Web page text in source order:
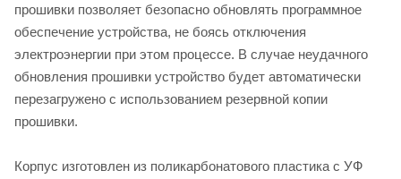
прошивки позволяет безопасно обновлять программное
обеспечение устройства, не боясь отключения
электроэнергии при этом процессе. В случае неудачного
обновления прошивки устройство будет автоматически
перезагружено с использованием резервной копии
прошивки.
Корпус изготовлен из поликарбонатового пластика с УФ